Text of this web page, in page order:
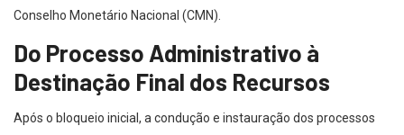
Conselho Monetário Nacional (CMN).
Do Processo Administrativo à
Destinação Final dos Recursos
Após o bloqueio inicial, a condução e instauração dos processos